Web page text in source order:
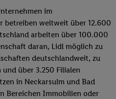
im
betreiben weltweit über 12.600
arbeiten über 100.000
daran, Lidl möglich zu
deutschlandweit, zu
über 3.250 Filialen
in Neckarsulm und Bad
Bereichen Immobilien oder